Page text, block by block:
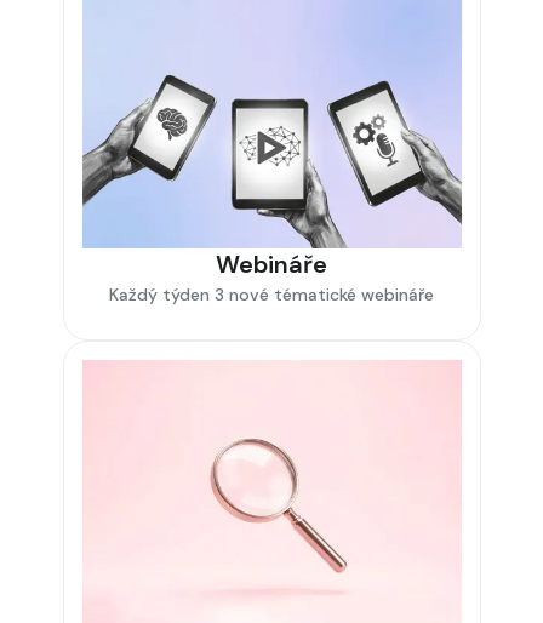
Webináře
Každý týden 3 nové tématické webináře